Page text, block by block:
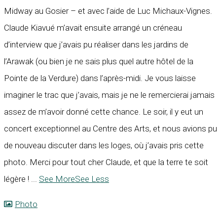
Midway au Gosier – et avec l’aide de Luc Michaux-Vignes.
Claude Kiavué m’avait ensuite arrangé un créneau
d’interview que j’avais pu réaliser dans les jardins de
l’Arawak (ou bien je ne sais plus quel autre hôtel de la
Pointe de la Verdure) dans l’après-midi. Je vous laisse
imaginer le trac que j’avais, mais je ne le remercierai jamais
assez de m’avoir donné cette chance. Le soir, il y eut un
concert exceptionnel au Centre des Arts, et nous avions pu
de nouveau discuter dans les loges, où j’avais pris cette
photo. Merci pour tout cher Claude, et que la terre te soit
légère ! ... See MoreSee Less
Photo